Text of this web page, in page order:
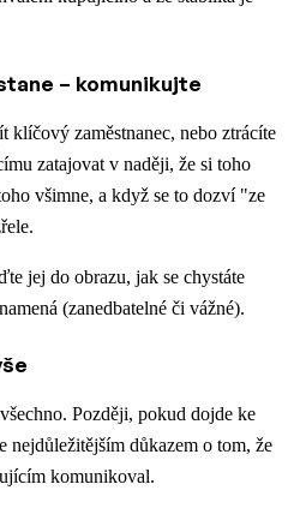
– komunikujte
klíčový zaměstnanec, nebo ztrácíte
zatajovat v naději, že si toho
všimne, a když se to dozví "ze
jej do obrazu, jak se chystáte
(zanedbatelné či vážné).
Později, pokud dojde ke
nejdůležitějším důkazem o tom, že
komunikoval.